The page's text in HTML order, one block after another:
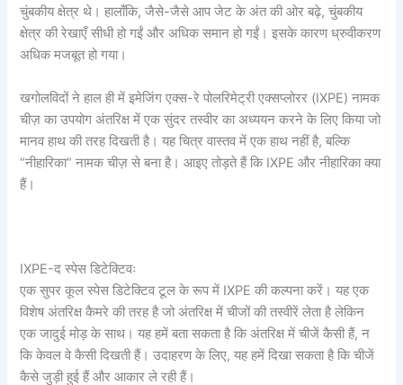
चुंबकीय क्षेत्र थे। हालाँकि, जैसे-जैसे आप जेट के अंत की ओर बढ़े, चुंबकीय
क्षेत्र की रेखाएँ सीधी हो गईं और अधिक समान हो गईं। इसके कारण ध्रुवीकरण
अधिक मजबूत हो गया।
खगोलविदों ने हाल ही में इमेजिंग एक्स-रे पोलरिमेट्री एक्सप्लोरर (IXPE) नामक
चीज़ का उपयोग अंतरिक्ष में एक सुंदर तस्वीर का अध्ययन करने के लिए किया जो
मानव हाथ की तरह दिखती है। यह चित्र वास्तव में एक हाथ नहीं है, बल्कि
“नीहारिका” नामक चीज़ से बना है। आइए तोड़ते हैं कि IXPE और नीहारिका क्या
हैं।
IXPE-द स्पेस डिटेक्टिवः
एक सुपर कूल स्पेस डिटेक्टिव टूल के रूप में IXPE की कल्पना करें। यह एक
विशेष अंतरिक्ष कैमरे की तरह है जो अंतरिक्ष में चीजों की तस्वीरें लेता है लेकिन
एक जादुई मोड़ के साथ। यह हमें बता सकता है कि अंतरिक्ष में चीजें कैसी हैं, न
कि केवल वे कैसी दिखती हैं। उदाहरण के लिए, यह हमें दिखा सकता है कि चीजें
कैसे जुड़ी हुई हैं और आकार ले रही हैं।